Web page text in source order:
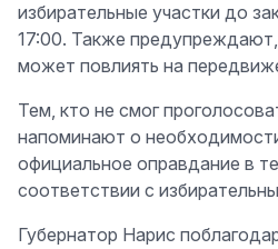
избирательные участки до
17:00. Также
может повлиять на
Тем, кто не смог
напоминают о
официальное оправдание в
соответствии с
Губернатор Нарис